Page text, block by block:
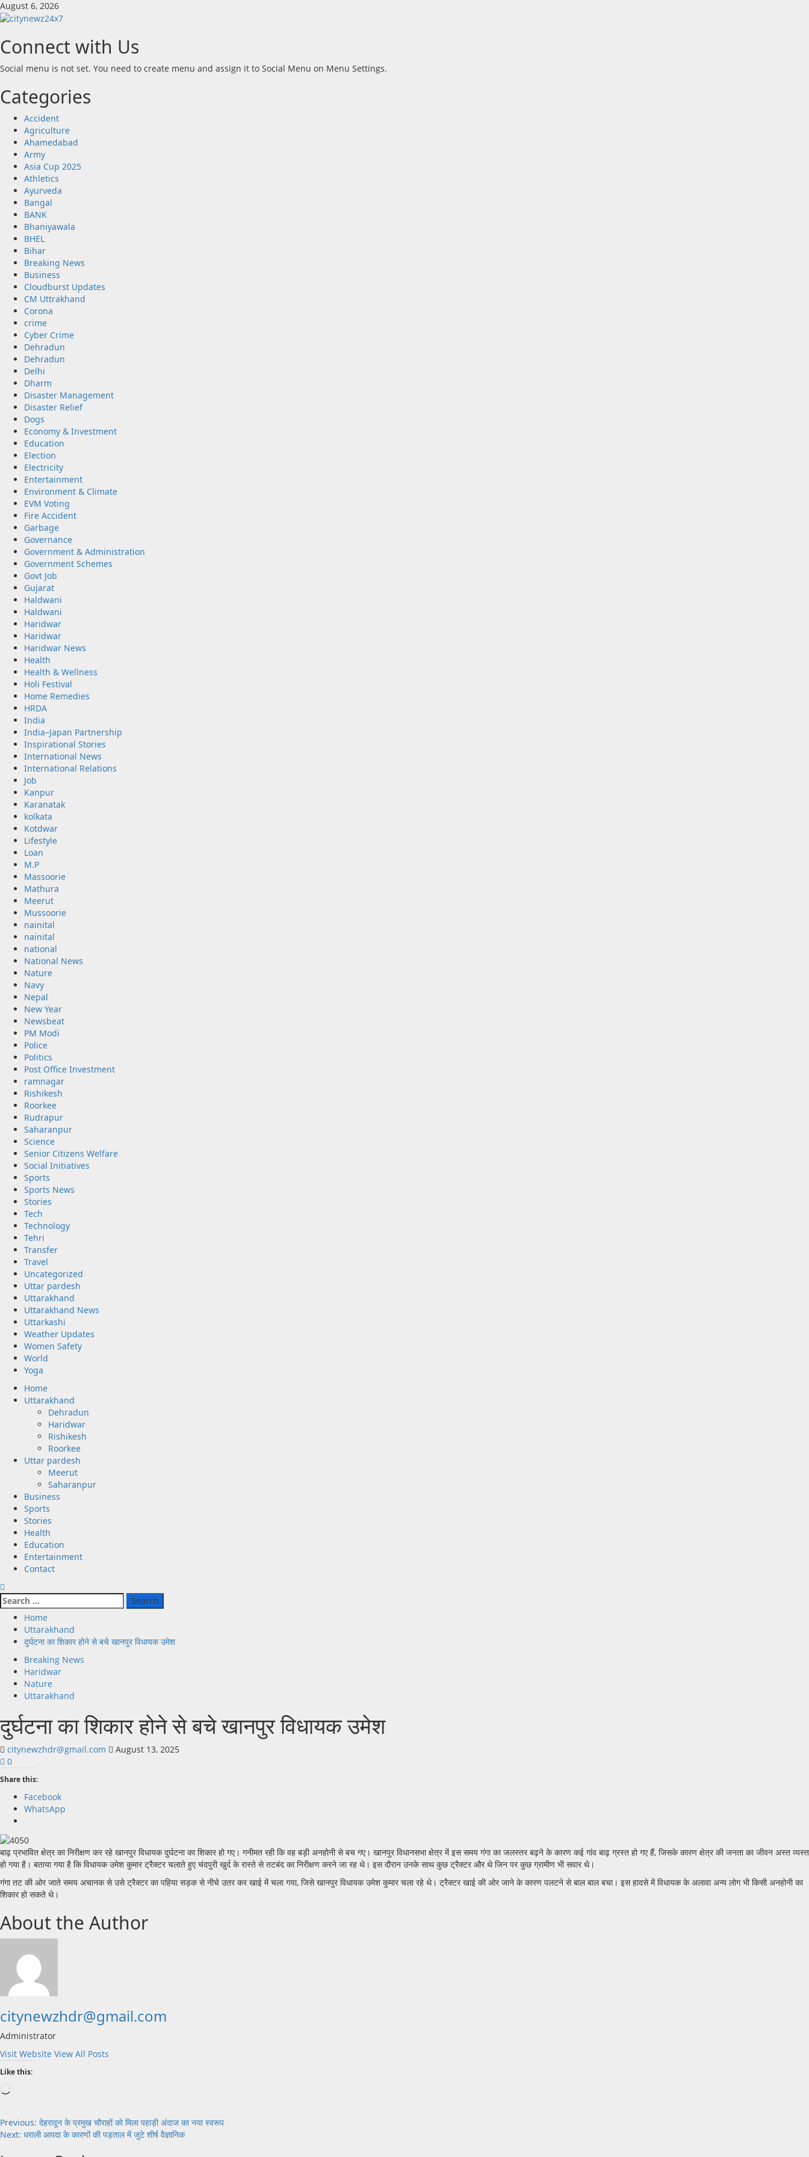
Skip
to
August 6, 2026
Connect with Us
Social menu is not set. You need to create menu and assign it to Social Menu on Menu Settings.
Categories
Accident
Agriculture
Ahamedabad
Army
Asia Cup 2025
Athletics
Ayurveda
Bangal
BANK
Bhaniyawala
BHEL
Bihar
Breaking News
Business
Cloudburst Updates
CM Uttrakhand
Corona
crime
Cyber Crime
Dehradun
Dehradun
Delhi
Dharm
Disaster Management
Disaster Relief
Dogs
Economy & Investment
Education
Election
Electricity
Entertainment
Environment & Climate
EVM Voting
Fire Accident
Garbage
Governance
Government & Administration
Government Schemes
Govt Job
Gujarat
Haldwani
Haldwani
Haridwar
Haridwar
Haridwar News
Health
Health & Wellness
Holi Festival
Home Remedies
HRDA
India
India–Japan Partnership
Inspirational Stories
International News
International Relations
Job
Kanpur
Karanatak
kolkata
Kotdwar
Lifestyle
Loan
M.P
Massoorie
Mathura
Meerut
Mussoorie
nainital
nainital
national
National News
Nature
Navy
Nepal
New Year
Newsbeat
PM Modi
Police
Politics
Post Office Investment
ramnagar
Rishikesh
Roorkee
Rudrapur
Saharanpur
Science
Senior Citizens Welfare
Social Initiatives
Sports
Sports News
Stories
Tech
Technology
Tehri
Transfer
Travel
Uncategorized
Uttar pardesh
Uttarakhand
Uttarakhand News
Uttarkashi
Weather Updates
Women Safety
World
Yoga
Primary
Menu
Home
Uttarakhand
Dehradun
Haridwar
Rishikesh
Roorkee
Uttar pardesh
Meerut
Saharanpur
Business
Sports
Stories
Health
Education
Entertainment
Contact
Search
for:
Home
Uttarakhand
दुर्घटना का शिकार होने से बचे खानपुर विधायक उमेश
Breaking News
Haridwar
Nature
Uttarakhand
दुर्घटना का शिकार होने से बचे खानपुर विधायक उमेश
citynewzhdr@gmail.com
August 13, 2025
0
Share this:
Facebook
WhatsApp
बाढ़ प्रभावित क्षेत्र का निरीक्षण कर रहे खानपुर विधायक दुर्घटना का शिकार हो गए। गनीमत रही कि वह बड़ी अनहोनी से बच गए। खानपुर विधानसभा क्षेत्र में इस समय गंगा का जलस्तर बढ़ने के कारण कई गांव बाढ़ ग्रस्त हो गए हैं, जिसके कारण क्षेत्र की जनता का जीवन अस्त व्यस्त
हो गया है। बताया गया है कि विधायक उमेश कुमार ट्रैक्टर चलाते हुए चंदपुरी खुर्द के रास्ते से तटबंद का निरीक्षण करने जा रह थे। इस दौरान उनके साथ कुछ ट्रैक्टर और थे जिन पर कुछ ग्रामीण भी सवार थे।
गंगा तट की ओर जाते समय अचानक से उसे ट्रैक्टर का पहिया सड़क से नीचे उतर कर खाई में चला गया, जिसे खानपुर विधायक उमेश कुमार चला रहे थे। ट्रैक्टर खाई की ओर जाने के कारण पलटने से बाल बाल बचा। इस हादसे में विधायक के अलावा अन्य लोग भी किसी अनहोनी का
शिकार हो सकते थे।
About the Author
citynewzhdr@gmail.com
Administrator
Visit Website View All Posts
Like this:
Post
navigation
Previous: देहरादून के प्रमुख चौराहों को मिला पहाड़ी अंदाज का नया स्वरूप
Next: धराली आपदा के कारणों की पड़ताल में जुटे शीर्ष वैज्ञानिक